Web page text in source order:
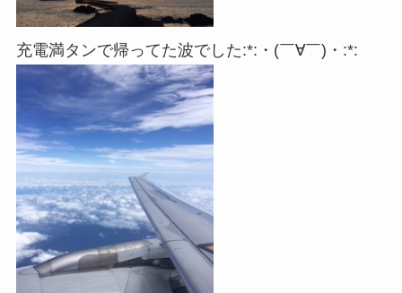
充電満タンで帰ってた波でした:*:・(￣∀￣)・:*: